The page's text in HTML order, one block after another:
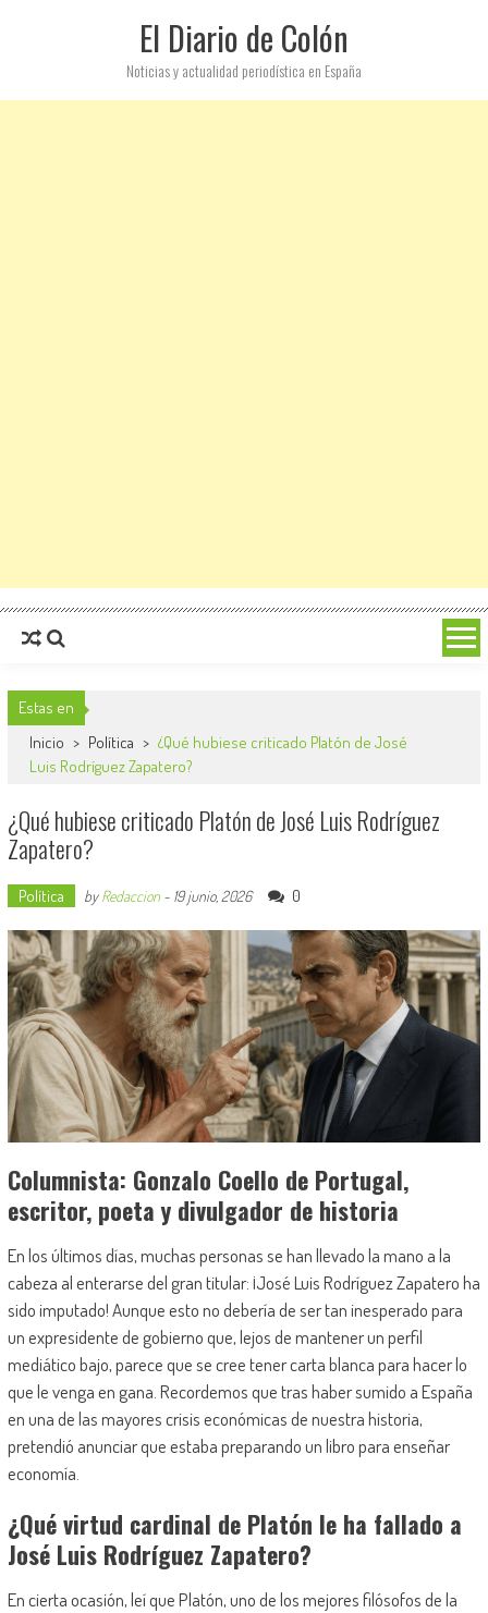
El Diario de Colón
Noticias y actualidad periodística en España
Estas en
Inicio > Política > ¿Qué hubiese criticado Platón de José
Luis Rodríguez Zapatero?
¿Qué hubiese criticado Platón de José Luis Rodríguez
Zapatero?
Política byRedaccion- 19 junio, 2026 0
Columnista: Gonzalo Coello de Portugal,
escritor, poeta y divulgador de historia
En los últimos días, muchas personas se han llevado la mano a la
cabeza al enterarse del gran titular: ¡José Luis Rodríguez Zapatero ha
sido imputado! Aunque esto no debería de ser tan inesperado para
un expresidente de gobierno que, lejos de mantener un perfil
mediático bajo, parece que se cree tener carta blanca para hacer lo
que le venga en gana. Recordemos que tras haber sumido a España
en una de las mayores crisis económicas de nuestra historia,
pretendió anunciar que estaba preparando un libro para enseñar
economía.
¿Qué virtud cardinal de Platón le ha fallado a
José Luis Rodríguez Zapatero?
En cierta ocasión, leí que Platón, uno de los mejores filósofos de la